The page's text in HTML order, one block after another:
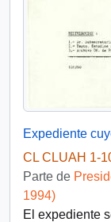
CL CLUAH 1-
Parte de
1994)
El expediente